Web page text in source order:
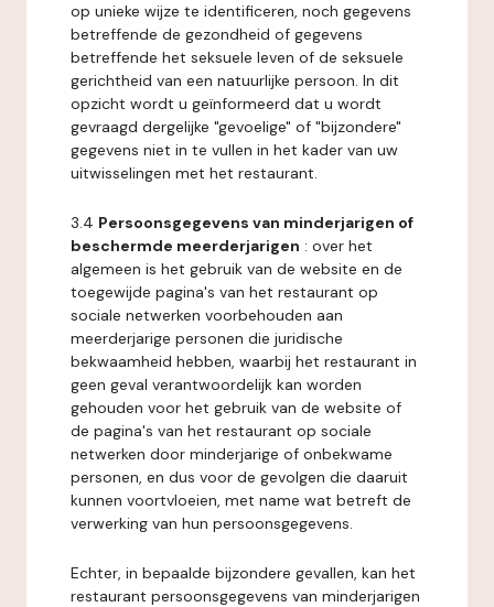
op unieke wijze te identificeren, noch gegevens
betreffende de gezondheid of gegevens
betreffende het seksuele leven of de seksuele
gerichtheid van een natuurlijke persoon. In dit
opzicht wordt u geïnformeerd dat u wordt
gevraagd dergelijke "gevoelige" of "bijzondere"
gegevens niet in te vullen in het kader van uw
uitwisselingen met het restaurant.
3.4 Persoonsgegevens van minderjarigen of
beschermde meerderjarigen : over het
algemeen is het gebruik van de website en de
toegewijde pagina's van het restaurant op
sociale netwerken voorbehouden aan
meerderjarige personen die juridische
bekwaamheid hebben, waarbij het restaurant in
geen geval verantwoordelijk kan worden
gehouden voor het gebruik van de website of
de pagina's van het restaurant op sociale
netwerken door minderjarige of onbekwame
personen, en dus voor de gevolgen die daaruit
kunnen voortvloeien, met name wat betreft de
verwerking van hun persoonsgegevens.
Echter, in bepaalde bijzondere gevallen, kan het
restaurant persoonsgegevens van minderjarigen